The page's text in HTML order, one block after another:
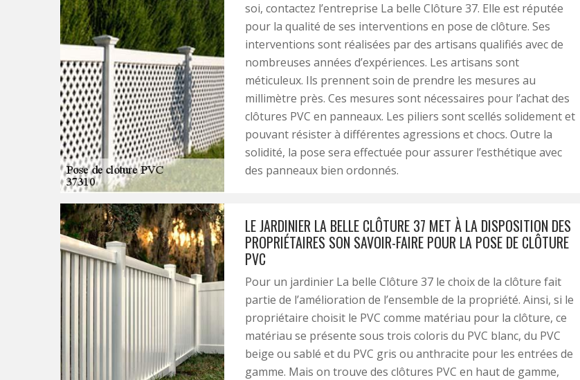
soi, contactez l’entreprise La belle Clôture 37. Elle est réputée
pour la qualité de ses interventions en pose de clôture. Ses
interventions sont réalisées par des artisans qualifiés avec de
nombreuses années d’expériences. Les artisans sont
méticuleux. Ils prennent soin de prendre les mesures au
millimètre près. Ces mesures sont nécessaires pour l’achat des
clôtures PVC en panneaux. Les piliers sont scellés solidement et
pouvant résister à différentes agressions et chocs. Outre la
solidité, la pose sera effectuée pour assurer l’esthétique avec
des panneaux bien ordonnés.
LE JARDINIER LA BELLE CLÔTURE 37 MET À LA DISPOSITION DES
PROPRIÉTAIRES SON SAVOIR-FAIRE POUR LA POSE DE CLÔTURE
PVC
Pour un jardinier La belle Clôture 37 le choix de la clôture fait
partie de l’amélioration de l’ensemble de la propriété. Ainsi, si le
propriétaire choisit le PVC comme matériau pour la clôture, ce
matériau se présente sous trois coloris du PVC blanc, du PVC
beige ou sablé et du PVC gris ou anthracite pour les entrées de
gamme. Mais on trouve des clôtures PVC en haut de gamme,